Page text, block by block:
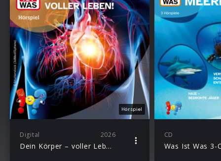
Hörspiel
Digital 2026
Dein Körper – voller Leben!
CD